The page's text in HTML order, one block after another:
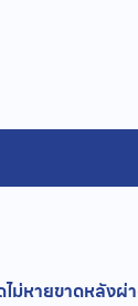
หายขาดหลัง